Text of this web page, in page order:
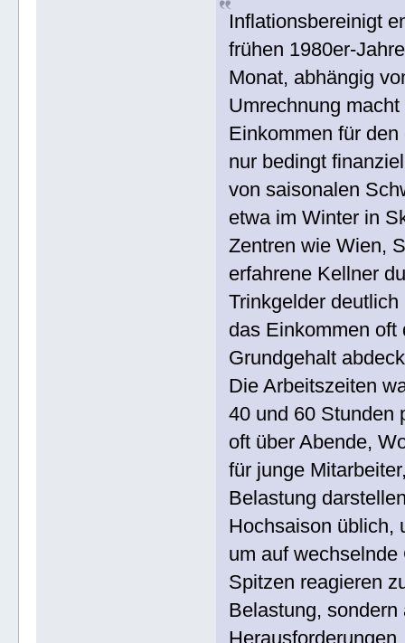
Inflationsbereinigt
frühen 1980er-
Monat, abhängig
Umrechnung
Einkommen für
nur bedingt
von saisonalen
etwa im Winter in
Zentren wie Wien,
erfahrene Kellner
Trinkgelder
das Einkommen oft
Grundgehalt
Die Arbeitszeiten
40 und 60 Stunden
oft über Abende,
für junge
Belastung
Hochsaison üblich,
um auf
Spitzen reagieren
Belastung,